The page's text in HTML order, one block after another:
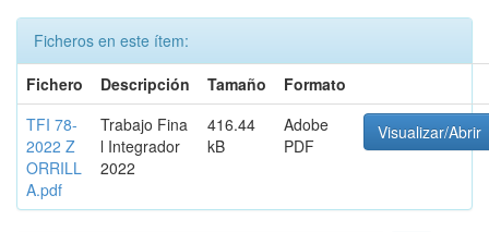
Ficheros en este ítem:
Fichero
Descripción Tamaño
Formato
TFI 78-
2022 Z
ORRILL
A.pdf
Trabajo Fina
l Integrador
2022
416.44
kB
Adobe
PDF
Visualizar/Abrir